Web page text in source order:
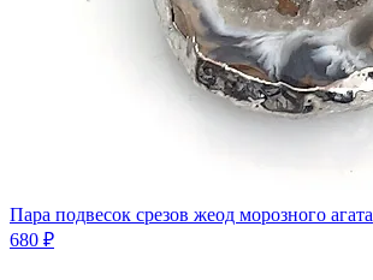
Пара подвесок срезов жеод морозного агата
680 ₽